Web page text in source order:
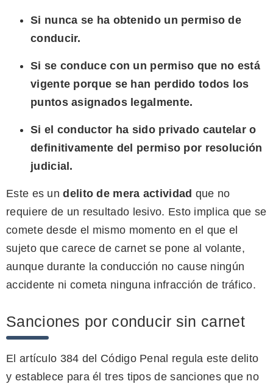
Si nunca se ha obtenido un permiso de
conducir.
Si se conduce con un permiso que no está
vigente porque se han perdido todos los
puntos asignados legalmente.
Si el conductor ha sido privado cautelar o
definitivamente del permiso por resolución
judicial.
Este es undelito de mera actividad que no
requiere de un resultado lesivo. Esto implica que se
comete desde el mismo momento en el que el
sujeto que carece de carnet se pone al volante,
aunque durante la conducción no cause ningún
accidente ni cometa ninguna infracción de tráfico.
Sanciones por conducir sin carnet
El artículo 384 del Código Penal regula este delito
y establece para él tres tipos de sanciones que no